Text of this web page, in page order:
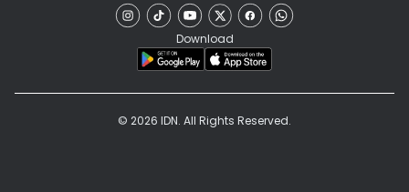
Download
© 2026 IDN. All Rights Reserved.